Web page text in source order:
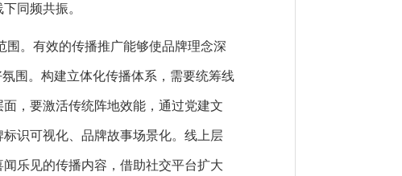
同频共振。
。有效的传播推广能够使品牌理念深
围。构建立体化传播体系，需要统筹线
，要激活传统阵地效能，通过党建文
识可视化、品牌故事场景化。线上层
乐见的传播内容，借助社交平台扩大